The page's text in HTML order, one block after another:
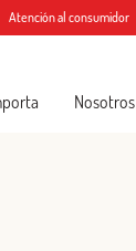
Atención al consumidor
Nosotros